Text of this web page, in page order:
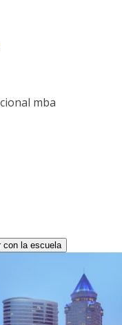
mba
con la escuela